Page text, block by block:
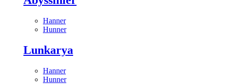
Hanner
Hunner
Lunkarya
Hanner
Hunner